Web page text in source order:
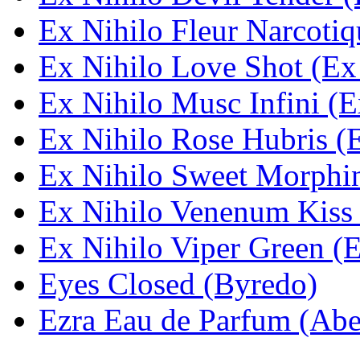
Ex Nihilo Fleur
Ex Nihilo Love Shot
Ex Nihilo Musc Infini
Ex Nihilo Rose Hubris
Ex Nihilo Sweet
Ex Nihilo Venenum
Ex Nihilo Viper Green
Eyes Closed (Byredo)
Ezra Eau de Parfum